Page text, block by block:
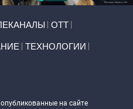
ОТТ
ТЕХНОЛОГИИ
на сайте